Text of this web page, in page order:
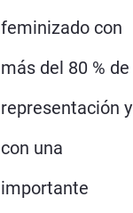
feminizado con
más del 80 % de
representación y
con una
importante